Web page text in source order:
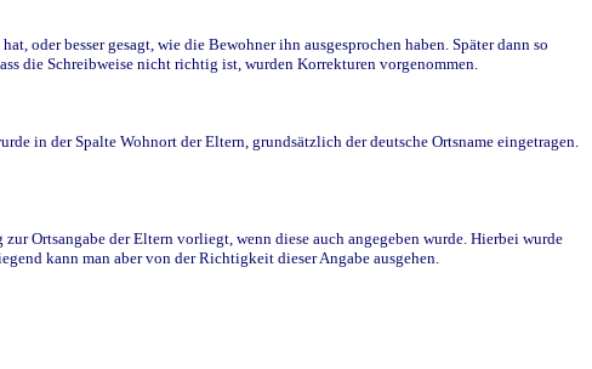
oder besser gesagt, wie die Bewohner ihn ausgesprochen haben. Später dann so
die Schreibweise nicht richtig ist, wurden Korrekturen vorgenommen.
in der Spalte Wohnort der Eltern, grundsätzlich der deutsche Ortsname eingetragen.
Ortsangabe der Eltern vorliegt, wenn diese auch angegeben wurde. Hierbei wurde
kann man aber von der Richtigkeit dieser Angabe ausgehen.